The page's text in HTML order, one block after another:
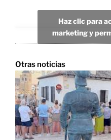
Haz clic para
marketing y
Otras noticias